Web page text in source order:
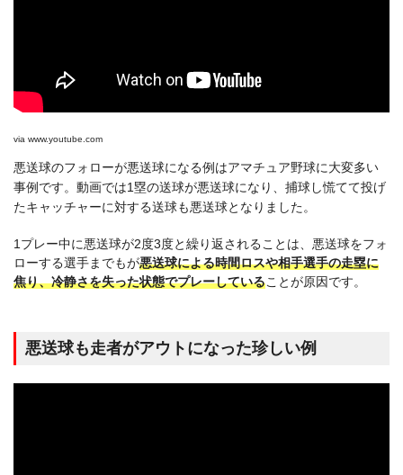
via www.youtube.com
悪送球のフォローが悪送球になる例はアマチュア野球に大変多い
事例です。動画では1塁の送球が悪送球になり、捕球し慌てて投げ
たキャッチャーに対する送球も悪送球となりました。
1プレー中に悪送球が2度3度と繰り返されることは、悪送球をフォ
ローする選手までもが悪送球による時間ロスや相手選手の走塁に
焦り、冷静さを失った状態でプレーしていることが原因です。
悪送球も走者がアウトになった珍しい例